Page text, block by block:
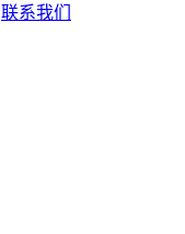
联系我们